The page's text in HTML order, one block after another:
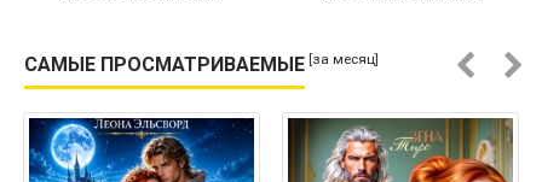
САМЫЕ ПРОСМАТРИВАЕМЫЕ [за месяц]